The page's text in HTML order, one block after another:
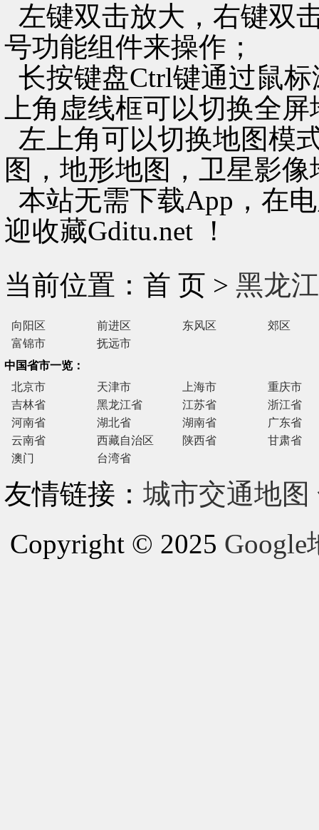
左键双击放大，右键双
号功能组件来操作；
长按键盘Ctrl键通过鼠
上角虚线框可以切换全
左上角可以切换地图模
图，地形地图，卫星影像
本站无需下载App，在
迎收藏Gditu.net ！
当前位置：首 页 > 黑龙
向阳区 前进区 东风区
郊区
富锦市
抚远市
中国省市一览：
北京市
天津市 上海市
重庆市
吉林省
黑龙江省 江苏省
浙江省
河南省
湖北省 湖南省
广东省
云南省
西藏自治区 陕西省
甘肃省
澳门
台湾省
友情链接： 城市交通地图
Copyright © 2025 Google